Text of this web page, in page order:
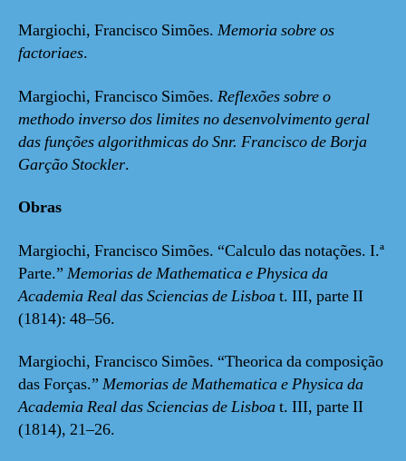
Margiochi, Francisco Simões. Memoria sobre os
factoriaes.
Margiochi, Francisco Simões. Reflexões sobre o
methodo inverso dos limites no desenvolvimento geral
das funções algorithmicas do Snr. Francisco de Borja
Garção Stockler.
Obras
Margiochi, Francisco Simões. “Calculo das notações. I.ª
Parte.” Memorias de Mathematica e Physica da
Academia Real das Sciencias de Lisboat. III, parte II
(1814): 48–56.
Margiochi, Francisco Simões. “Theorica da composição
das Forças.” Memorias de Mathematica e Physica da
Academia Real das Sciencias de Lisboat. III, parte II
(1814), 21–26.